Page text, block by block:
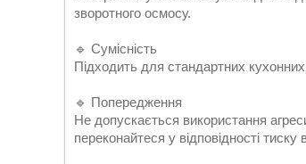
зворотного осмосу.
🔹 Сумісність
Підходить для стандартних
🔹 Попередження
Не допускається використання
переконайтеся у відповідності тиску